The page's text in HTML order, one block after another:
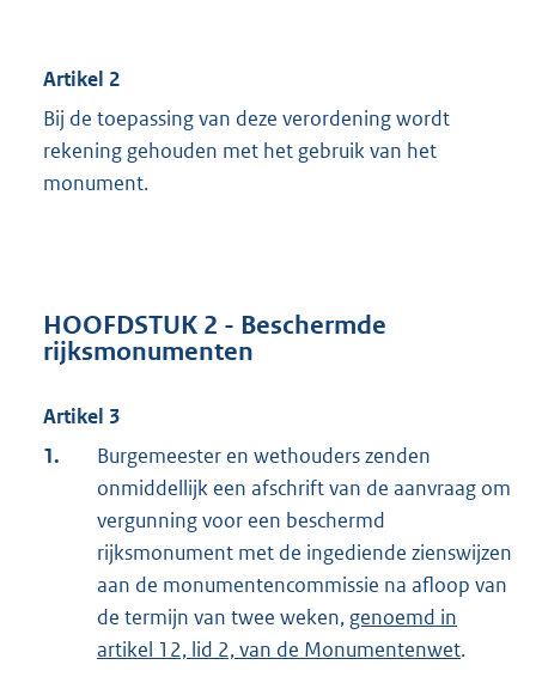
Artikel 2
Bij de toepassing van deze verordening wordt
rekening gehouden met het gebruik van het
monument.
HOOFDSTUK 2 - Beschermde
rijksmonumenten
Artikel 3
1.
Burgemeester en wethouders zenden
onmiddellijk een afschrift van de aanvraag om
vergunning voor een beschermd
rijksmonument met de ingediende zienswijzen
aan de monumentencommissie na afloop van
de termijn van twee weken, genoemd in
artikel 12, lid 2, van de Monumentenwet.